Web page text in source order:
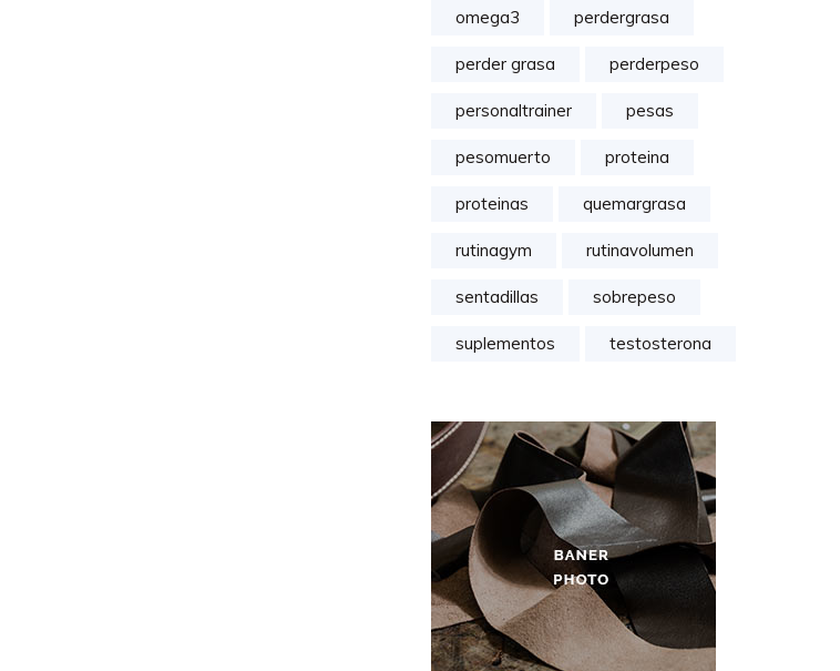
omega3 perdergrasa
perder grasa perderpeso
personaltrainer pesas
pesomuerto proteina
proteinas quemargrasa
rutinagym rutinavolumen
sentadillas sobrepeso
suplementos testosterona